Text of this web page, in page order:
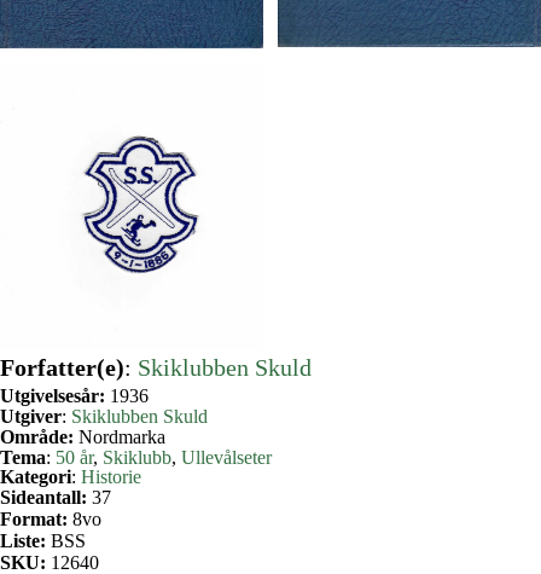
Forfatter(e): Skiklubben Skuld
Utgivelsesår: 1936
Utgiver: Skiklubben Skuld
Område: Nordmarka
Tema: 50 år, Skiklubb, Ullevålseter
Kategori: Historie
Sideantall: 37
Format: 8vo
Liste: BSS
SKU: 12640